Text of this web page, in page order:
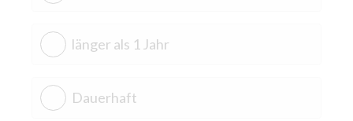
länger als 1 Jahr
Dauerhaft